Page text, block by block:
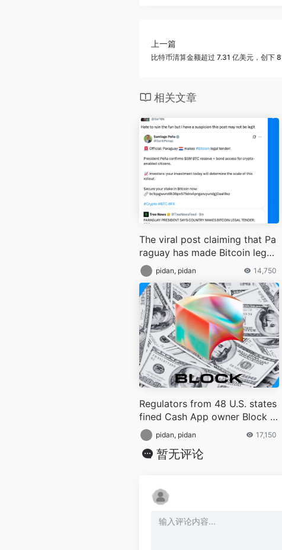
上一篇
比特币清算金额超过 7.31 亿美元，创下
相关文章
The viral post claiming that Pa
raguay has made Bitcoin legal
tender appears to be fake
pidan, pidan 14,750
Regulators from 48 U.S. states
fined Cash App owner Block In
c
pidan, pidan 17,150
暂无评论